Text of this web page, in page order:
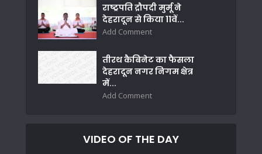
राष्ट्रपति द्रौपदी मुर्मू ने
देहरादून से किया 11वें...
Add Comment
तीरथ कैबिनेट का फैसला
देहरादून नगर निगम क्षेत्र
में...
Add Comment
VIDEO OF THE DAY